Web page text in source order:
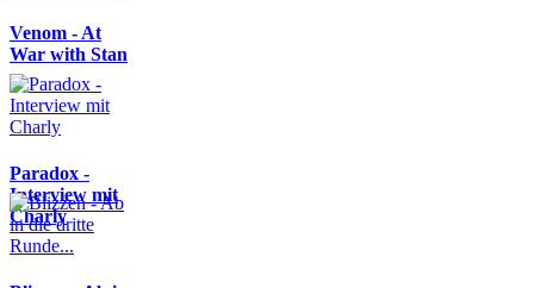
Venom - At
War with Stan
Paradox -
Interview mit
Charly